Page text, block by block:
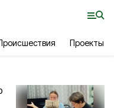
Проекты